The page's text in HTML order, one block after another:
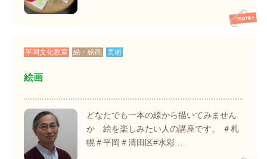
平岡文化教室 絵・絵画 美術
絵画
どなたでも一本の線から描いてみません
か 絵を楽しみたい人の講座です。 ＃札
幌＃平岡＃清田区#水彩…